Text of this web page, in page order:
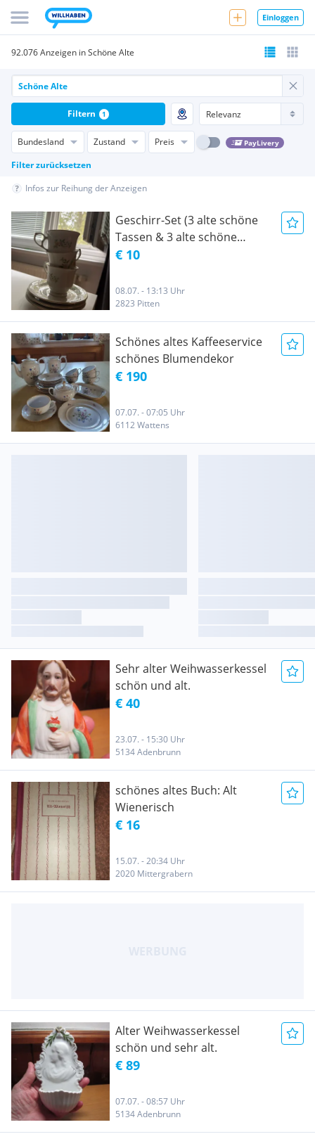
Einloggen
92.076 Anzeigen in Schöne Alte
Bundesland Zustand Preis PayLivery
Filter zurücksetzen
Filtern 1
Infos zur Reihung der Anzeigen
Geschirr-Set (3 alte schöne
Tassen & 3 alte schöne
Teller)
€ 10
08.07. - 13:13 Uhr
2823 Pitten
Schönes altes Kaffeeservice
schönes Blumendekor
€ 190
07.07. - 07:05 Uhr
6112 Wattens
Sehr alter Weihwasserkessel
schön und alt.
€ 40
23.07. - 15:30 Uhr
5134 Adenbrunn
schönes altes Buch: Alt
Wienerisch
€ 16
15.07. - 20:34 Uhr
2020 Mittergrabern
Alter Weihwasserkessel
schön und sehr alt.
€ 89
07.07. - 08:57 Uhr
5134 Adenbrunn